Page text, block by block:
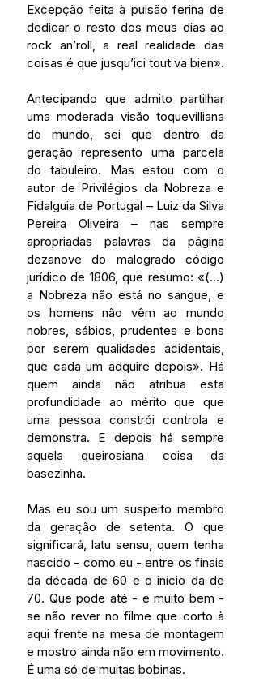
Excepção feita à pulsão ferina de
dedicar o resto dos meus dias ao
rock an’roll, a real realidade das
coisas é que jusqu’ici tout va bien».
Antecipando que admito partilhar
uma moderada visão toquevilliana
do mundo, sei que dentro da
geração represento uma parcela
do tabuleiro. Mas estou com o
autor de Privilégios da Nobreza e
Fidalguia de Portugal – Luiz da Silva
Pereira Oliveira – nas sempre
apropriadas palavras da página
dezanove do malogrado código
jurídico de 1806, que resumo: «(…)
a Nobreza não está no sangue, e
os homens não vêm ao mundo
nobres, sábios, prudentes e bons
por serem qualidades acidentais,
que cada um adquire depois». Há
quem ainda não atribua esta
profundidade ao mérito que que
uma pessoa constrói controla e
demonstra. E depois há sempre
aquela queirosiana coisa da
basezinha.
Mas eu sou um suspeito membro
da geração de setenta. O que
significará, latu sensu, quem tenha
nascido - como eu - entre os finais
da década de 60 e o início da de
70. Que pode até - e muito bem -
se não rever no filme que corto à
aqui frente na mesa de montagem
e mostro ainda não em movimento.
É uma só de muitas bobinas.